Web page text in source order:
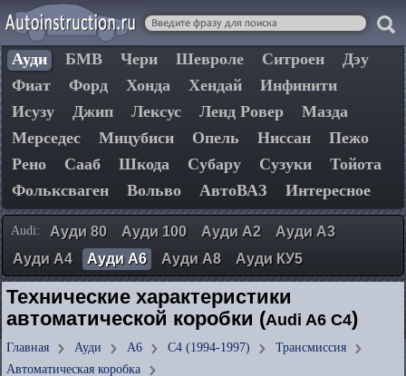
Ауди БМВ Чери Шевроле Ситроен
Дэу
Фиат
Форд Хонда Хендай
Инфинити
Исузу
Джип Лексус Ленд Ровер
Мазда
Мерседес
Мицубиси Опель Ниссан
Пежо
Рено
Сааб Шкода Субару Сузуки
Тойота
Фольксваген
Вольво АвтоВАЗ Интересное
Audi: Ауди 80 Ауди 100 Ауди А2
Ауди А3
Ауди А4
Ауди А6 Ауди А8 Ауди КУ5
Технические характеристики
автоматической коробки (Audi A6 C4)
Главная Ауди А6 C4 (1994-1997)
Трансмиссия
Автоматическая коробка